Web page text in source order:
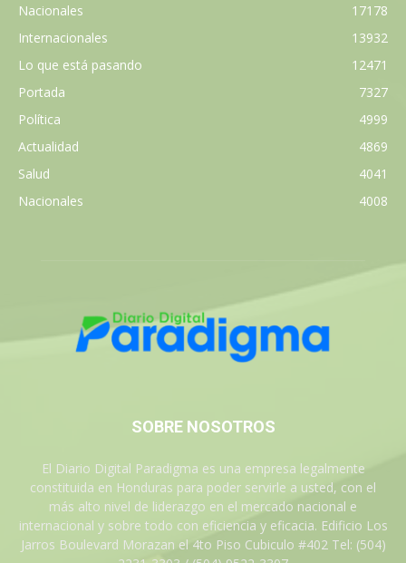
Nacionales
17178
Internacionales
13932
Lo que está pasando
12471
Portada
7327
Política
4999
Actualidad
4869
Salud
4041
Nacionales
4008
SOBRE NOSOTROS
El Diario Digital Paradigma es una empresa legalmente
constituida en Honduras para poder servirle a usted, con el
más alto nivel de liderazgo en el mercado nacional e
internacional y sobre todo con eficiencia y eficacia. Edificio Los
Jarros Boulevard Morazan el 4to Piso Cubiculo #402 Tel: (504)